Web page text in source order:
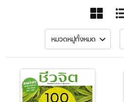
หมวดหมู่ทั้งหมด